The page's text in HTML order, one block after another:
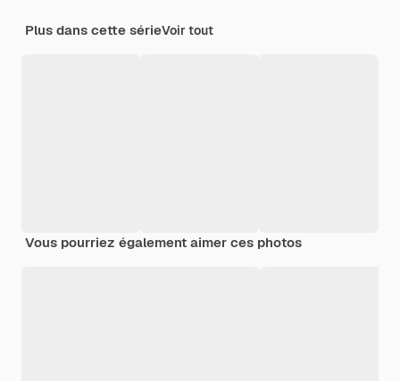
Plus dans cette sérieVoir tout
Vous pourriez également aimer ces photos